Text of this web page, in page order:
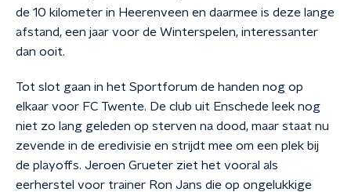
de 10 kilometer in Heerenveen en daarmee is deze lange
afstand, een jaar voor de Winterspelen, interessanter
dan ooit.
Tot slot gaan in het Sportforum de handen nog op
elkaar voor FC Twente. De club uit Enschede leek nog
niet zo lang geleden op sterven na dood, maar staat nu
zevende in de eredivisie en strijdt mee om een plek bij
de playoffs. Jeroen Grueter ziet het vooral als
eerherstel voor trainer Ron Jans die op ongelukkige